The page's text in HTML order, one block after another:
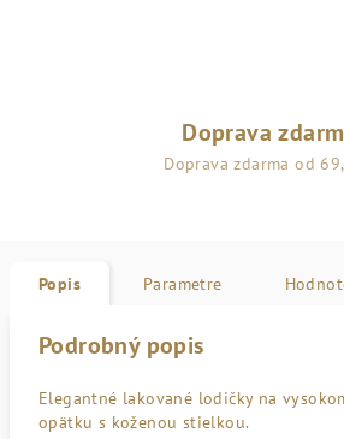
Doprava
Doprava zdarma od
Popis Parametre
Podrobný popis
Elegantné lakované lodičky na
opätku s koženou stielkou.